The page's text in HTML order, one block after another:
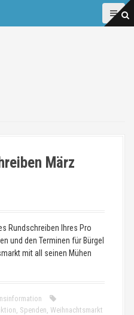
März
Rundschreiben Ihres Pro
und den Terminen für Bürgel
mit all seinen Mühen
, Spenden, Weihnachtsmarkt